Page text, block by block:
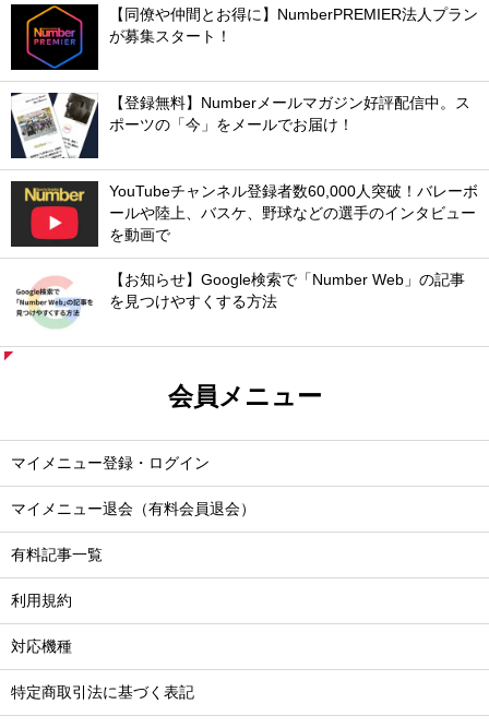
【同僚や仲間とお得に】NumberPREMIER法人プラン
が募集スタート！
【登録無料】Numberメールマガジン好評配信中。ス
ポーツの「今」をメールでお届け！
YouTubeチャンネル登録者数60,000人突破！バレーボ
ールや陸上、バスケ、野球などの選手のインタビュー
を動画で
【お知らせ】Google検索で「Number Web」の記事
を見つけやすくする方法
会員メニュー
マイメニュー登録・ログイン
マイメニュー退会（有料会員退会）
有料記事一覧
利用規約
対応機種
特定商取引法に基づく表記